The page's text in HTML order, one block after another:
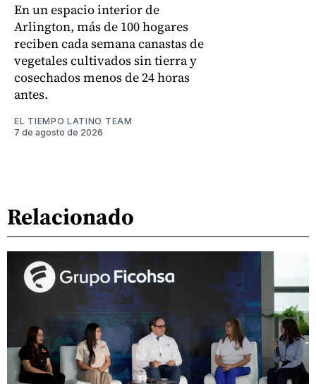
En un espacio interior de
Arlington, más de 100 hogares
reciben cada semana canastas de
vegetales cultivados sin tierra y
cosechados menos de 24 horas
antes.
EL TIEMPO LATINO TEAM
7 de agosto de 2026
Relacionado